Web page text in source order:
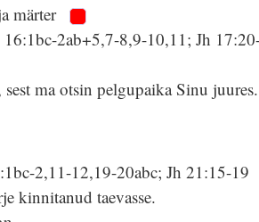
märter
2ab+5,7-8,9-10,11; Jh
ma otsin pelgupaika Sinu juures.
2,11-12,19-20abc; Jh 21:15-19
kinnitanud taevasse.